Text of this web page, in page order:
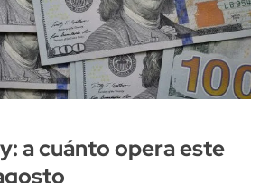
a cuánto opera este